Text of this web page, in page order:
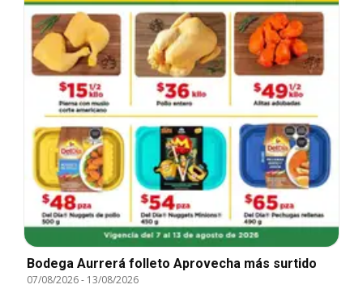
Bodega Aurrerá folleto Aprovecha más surtido
07/08/2026- 13/08/2026